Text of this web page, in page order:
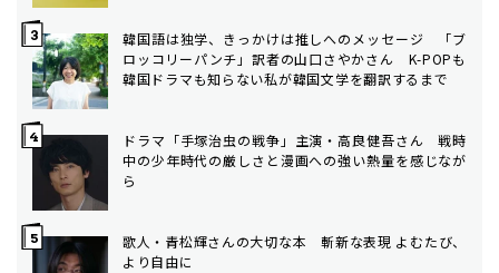
韓国語は独学、きっかけは推しへのメッセージ 「ブ
ロッコリーパンチ」訳者の山口さやかさん K-POPも
韓国ドラマも知らない私が韓国文学を翻訳するまで
ドラマ「手塚治虫の戦争」主演・高良健吾さん 戦時
中の少年時代の厳しさと漫画への強い熱量を感じなが
ら
歌人・青松輝さんの大切な本 斬新な表現 よむたび、
より自由に